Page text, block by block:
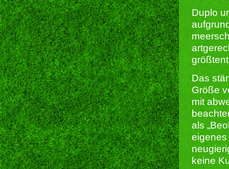
Duplo
Das
Größe
mit
als
eigenes
keine